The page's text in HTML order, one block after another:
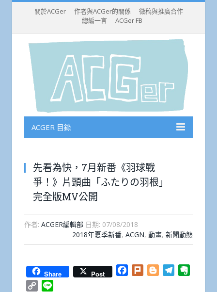
關於ACGer 作者與ACGer的關係
徵稿與推廣合作
總編一言
ACGer FB
ACGER 目錄
先看為快，7月新番《羽球戰
爭！》片頭曲「ふたりの羽根」
完全版MV公開
作者: ACGER編輯部 日期: 07/08/2018
2018年夏季新番, ACGN, 動畫, 新聞動態
Share Post Facebook
Plurk BloggerTelegram
Copy